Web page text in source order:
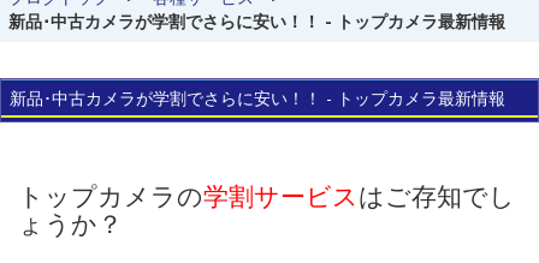
新品･中古カメラが学割でさらに安い！！ - トップカメラ最新情報
新品･中古カメラが学割でさらに安い！！ - トップカメラ最新情報
トップカメラの学割サービスはご存知でし
ょうか？